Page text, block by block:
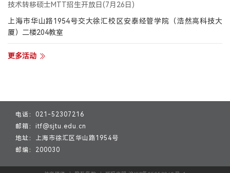
技术转移硕士MTT招生开放日(7月26日)
上海市华山路1954号交大徐汇校区安泰经管学院（浩然高科技大
厦）二楼204教室
更多活动
电话：021-52307216
邮箱：itf@sjtu.edu.cn
地址：上海市徐汇区华山路1954号
邮编：200030